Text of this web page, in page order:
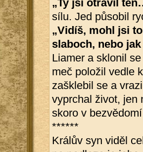
„Ty jsi otrávil
sílu. Jed působil
„Vidíš, mohl jsi
slaboch, nebo
Liamer a sklonil
meč položil vedle
zašklebil se a
vyprchal život, jen
skoro v
******
Králův syn viděl